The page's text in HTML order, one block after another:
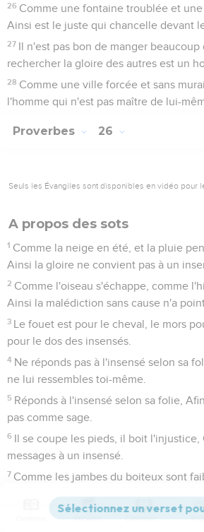
26 Comme une fontaine troublée et une
Ainsi est le juste qui chancelle devant
27 Il n'est pas bon de manger beaucoup
rechercher la gloire des autres est un
28 Comme une ville forcée et sans
l'homme qui n'est pas maître de lui-
Proverbes 26
Seuls les Évangiles sont disponibles en vidéo pour
A propos des sots
1 Comme la neige en été, et la pluie
Ainsi la gloire ne convient pas à un
2 Comme l'oiseau s'échappe, comme
Ainsi la malédiction sans cause n'a
3 Le fouet est pour le cheval, le mors
pour le dos des insensés.
4 Ne réponds pas à l'insensé selon sa
ne lui ressembles toi-même.
5 Réponds à l'insensé selon sa folie,
pas comme sage.
6 Il se coupe les pieds, il boit
messages à un insensé.
7 Comme les jambes du boiteux sont
C'est attacher une pierre à la fronde,
Versions Commentaires